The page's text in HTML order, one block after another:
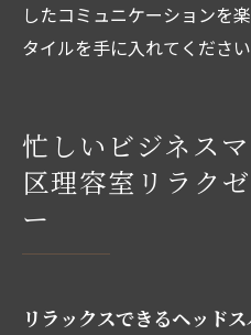
したコミュニケーションを
タイルを手に入れてください
忙しいビジネス
区理容室リラク
ー
リラックスできるヘッド